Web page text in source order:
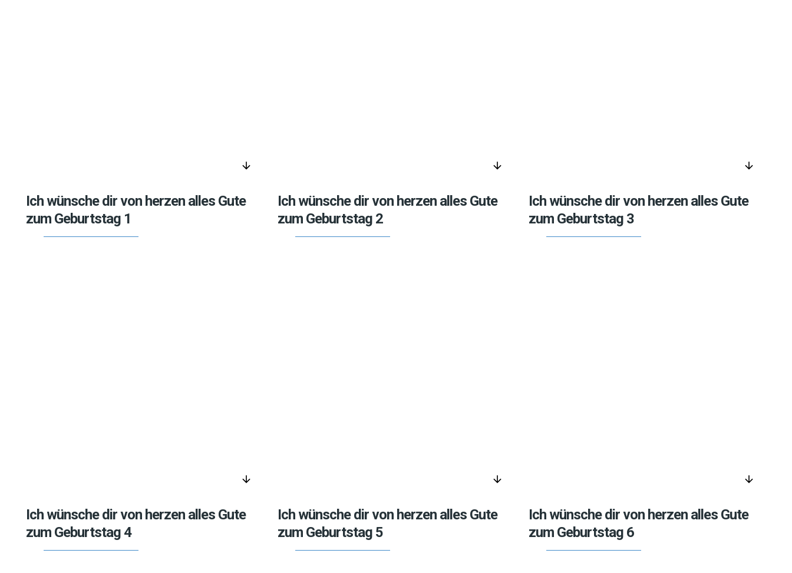
arrow_downward
Ich wünsche dir von herzen alles Gute
zum Geburtstag 1
arrow_downward
Ich wünsche dir von herzen alles Gute
zum Geburtstag 2
arrow_downward
Ich wünsche dir von herzen alles Gute
zum Geburtstag 3
arrow_downward
Ich wünsche dir von herzen alles Gute
zum Geburtstag 4
arrow_downward
Ich wünsche dir von herzen alles Gute
zum Geburtstag 5
arrow_downward
Ich wünsche dir von herzen alles Gute
zum Geburtstag 6